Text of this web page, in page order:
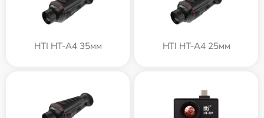
HTI HT-A4 35мм HTI HT-A4 25мм